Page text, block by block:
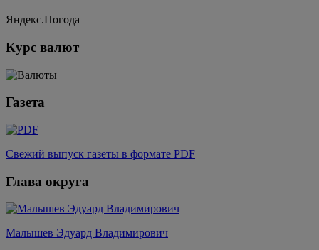
Яндекс.Погода
Курс валют
Газета
Свежий выпуск газеты в формате PDF
Глава округа
Малышев Эдуард Владимирович